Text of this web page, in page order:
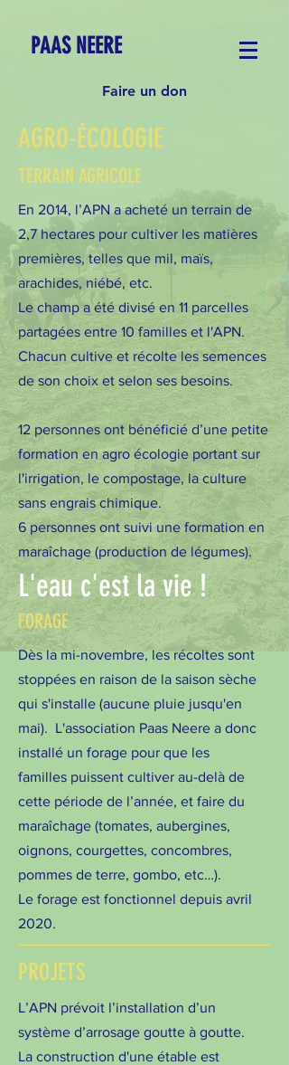
PAAS NEERE
Faire un don
TERRAIN AGRICOLE
AGRO-ÉCOLOGIE
En 2014, l’APN a acheté un terrain de
2,7 hectares pour cultiver les matières
premières, telles que mil, maïs,
arachides, niébé, etc.
Le champ a été divisé en 11 parcelles
partagées entre 10 familles et l'APN.
Chacun cultive et récolte les semences
de son choix et selon ses besoins.
12 personnes ont bénéficié d’une petite
formation en agro écologie portant sur
l'irrigation, le compostage, la culture
sans engrais chimique.
6 personnes ont suivi une formation en
maraîchage (production de légumes).
L'eau c'est la vie !
Dès la mi-novembre, les récoltes sont
stoppées en raison de la saison sèche
qui s'installe (aucune pluie jusqu'en
mai). L'association Paas Neere a donc
installé un forage pour que les
familles puissent cultiver au-delà de
cette période de l’année, et faire du
maraîchage (tomates, aubergines,
oignons, courgettes, concombres,
pommes de terre, gombo, etc…).
Le forage est fonctionnel depuis avril
2020.
FORAGE
PROJETS
L’APN prévoit l’installation d’un
système d’arrosage goutte à goutte.
La construction d'une étable est